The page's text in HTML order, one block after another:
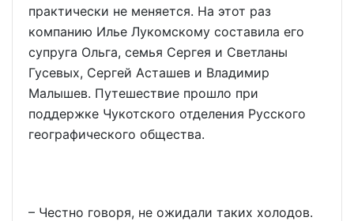
практически не меняется. На этот раз
компанию Илье Лукомскому составила его
супруга Ольга, семья Сергея и Светланы
Гусевых, Сергей Асташев и Владимир
Малышев. Путешествие прошло при
поддержке Чукотского отделения Русского
географического общества.
– Честно говоря, не ожидали таких холодов.